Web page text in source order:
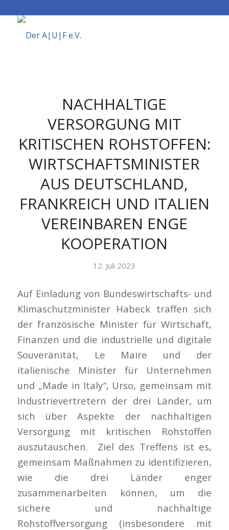
NACHHALTIGE
VERSORGUNG MIT
KRITISCHEN ROHSTOFFEN:
WIRTSCHAFTSMINISTER
AUS DEUTSCHLAND,
FRANKREICH UND ITALIEN
VEREINBAREN ENGE
KOOPERATION
12. Juli 2023
Auf Einladung von Bundeswirtschafts- und
Klimaschutzminister Habeck traffen sich
der französische Minister für Wirtschaft,
Finanzen und die industrielle und digitale
Souveränität, Le Maire und der
italienische Minister für Unternehmen
und „Made in Italy“, Urso, gemeinsam mit
Industrievertretern der drei Länder, um
sich über Aspekte der nachhaltigen
Versorgung mit kritischen Rohstoffen
auszutauschen. Ziel des Treffens ist es,
gemeinsam Maßnahmen zu identifizieren,
wie die drei Länder enger
zusammenarbeiten können, um die
sichere und nachhaltige
Rohstoffversorgung (insbesondere mit